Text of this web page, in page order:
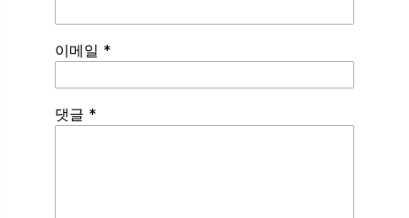
이메일 *
Spamming
댓글 *